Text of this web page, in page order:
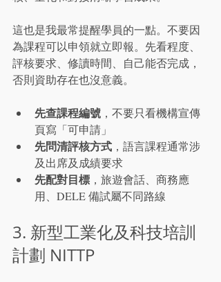
這也是我最常提醒學員的一點。不要因
為課程可以申領就立即報。先看程度、
評核要求、修讀時間、自己能否完成，
否則資助存在也沒意義。
先查課程編號 ，不要只看機構宣傳
頁寫「可申請」
先問清評核方式 ，語言課程通常涉
及出席及成績要求
先配對目標 ，旅遊會話、商務應
用、DELE 備試屬不同路線
3. 新型工業化及科技培訓
計劃 NITTP